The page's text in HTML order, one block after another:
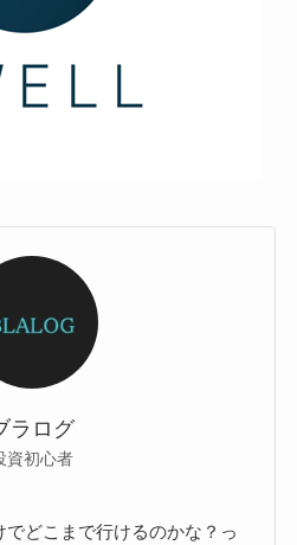
ラログ
資初心者
どこまで行けるのかな？っ